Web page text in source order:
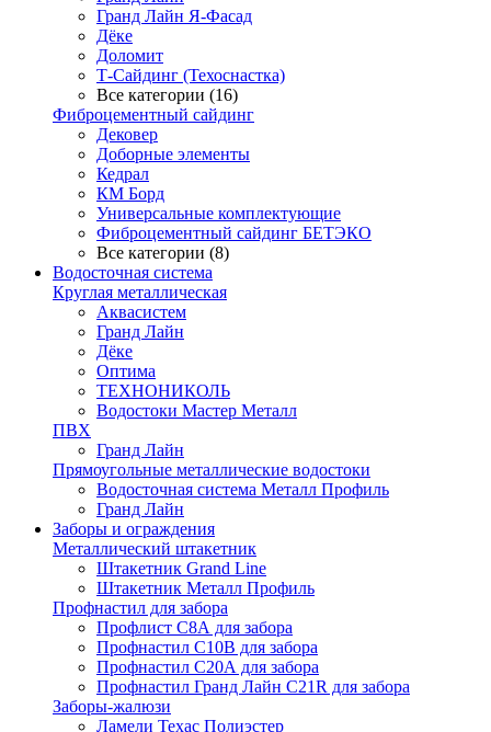
Гранд Лайн Я-Фасад
Дёке
Доломит
Т-Сайдинг (Техоснастка)
Все категории (16)
Фиброцементный сайдинг
Дековер
Доборные элементы
Кедрал
КМ Борд
Универсальные комплектующие
Фиброцементный сайдинг БЕТЭКО
Все категории (8)
Водосточная система
Круглая металлическая
Аквасистем
Гранд Лайн
Дёке
Оптима
ТЕХНОНИКОЛЬ
Водостоки Мастер Металл
ПВХ
Гранд Лайн
Прямоугольные металлические водостоки
Водосточная система Металл Профиль
Гранд Лайн
Заборы и ограждения
Металлический штакетник
Штакетник Grand Line
Штакетник Металл Профиль
Профнастил для забора
Профлист С8А для забора
Профнастил С10В для забора
Профнастил С20А для забора
Профнастил Гранд Лайн С21R для забора
Заборы-жалюзи
Ламели Техас Полиэстер